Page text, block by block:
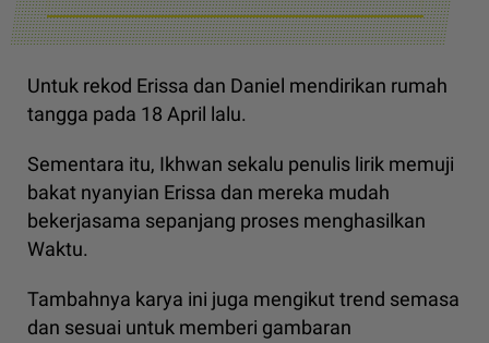
Untuk rekod Erissa dan Daniel mendirikan rumah
tangga pada 18 April lalu.
Sementara itu, Ikhwan sekalu penulis lirik memuji
bakat nyanyian Erissa dan mereka mudah
bekerjasama sepanjang proses menghasilkan
Waktu.
Tambahnya karya ini juga mengikut trend semasa
dan sesuai untuk memberi gambaran